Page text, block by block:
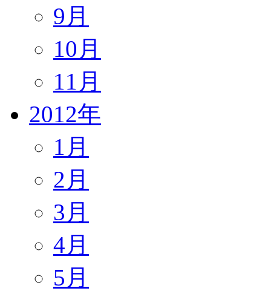
9月
10月
11月
2012年
1月
2月
3月
4月
5月